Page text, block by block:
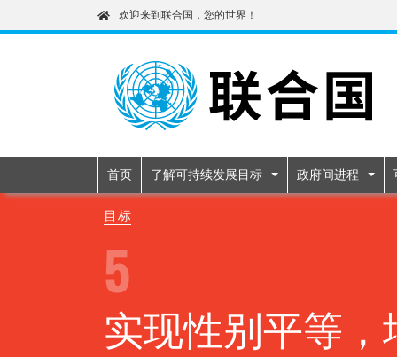
欢迎来到联合国，您的世界！
Primary
首页 了解可持续发展目标 政府间进程
目标
5
实现性别平等